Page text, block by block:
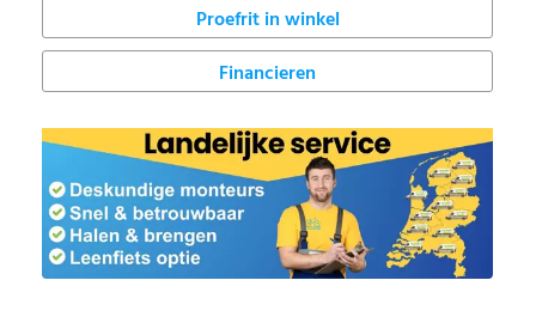
Proefrit in winkel
Financieren